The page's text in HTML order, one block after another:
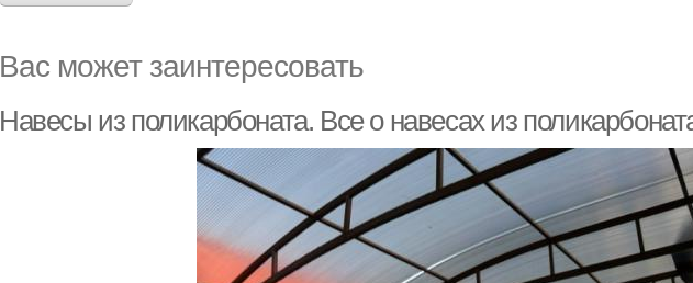
Вас может заинтересовать
Навесы из поликарбоната. Все о навесах из